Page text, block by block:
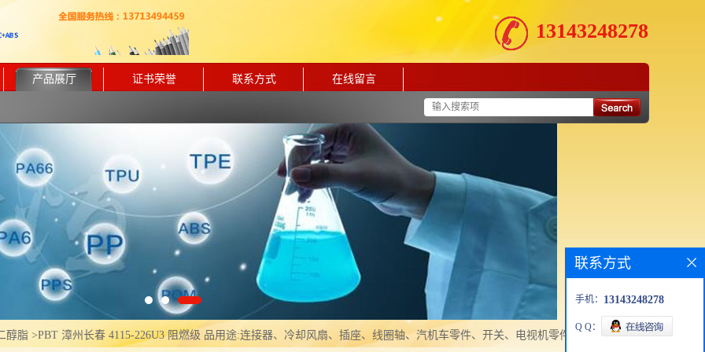
13143248278
产品展厅 证书荣誉 联系方式 在线留言
醇脂 >PBT 漳州长春 4115-226U3 阻燃级 品用途:连接器、冷却风扇、插座、线圈轴、汽机车零件、开关、电视机零件、整
联系方式
手机： 13143248278
Q Q：